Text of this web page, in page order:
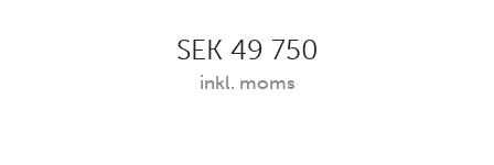
SEK 49 750
inkl. moms